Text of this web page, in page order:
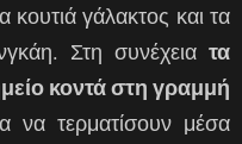
κουτιά γάλακτος και τα
Στη συνέχεια τα
κοντά στη γραμμή
να τερματίσουν μέσα